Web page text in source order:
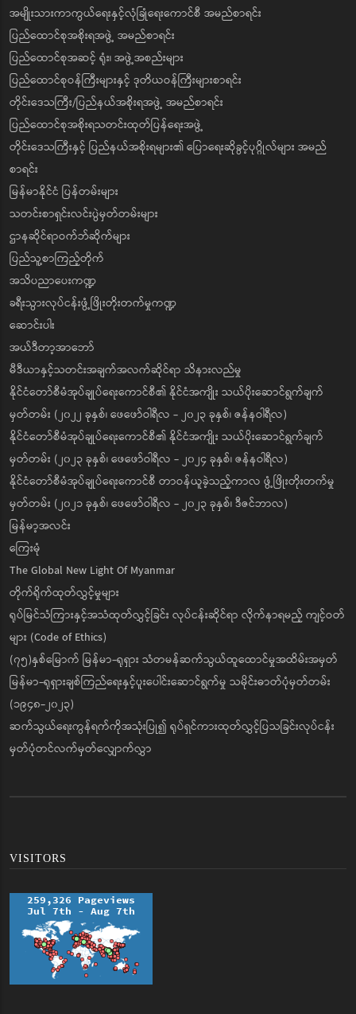
အမျိုးသားကာကွယ်ရေးနှင့်လုံခြုံရေးကောင်စီ အမည်စာရင်း
ပြည်ထောင်စုအစိုးရအဖွဲ့ အမည်စာရင်း
ပြည်ထောင်စုအဆင့် ရုံး၊ အဖွဲ့အစည်းများ
ပြည်ထောင်စုဝန်ကြီးများနှင့် ဒုတိယဝန်ကြီးများစာရင်း
တိုင်းဒေသကြီး/ပြည်နယ်အစိုးရအဖွဲ့ အမည်စာရင်း
ပြည်ထောင်စုအစိုးရသတင်းထုတ်ပြန်ရေးအဖွဲ့
တိုင်းဒေသကြီးနှင့် ပြည်နယ်အစိုးရများ၏ ပြောရေးဆိုခွင့်ပုဂ္ဂိုလ်များ အမည်
စာရင်း
မြန်မာနိုင်ငံ ပြန်တမ်းများ
သတင်းစာရှင်းလင်းပွဲမှတ်တမ်းများ
ဌာနဆိုင်ရာဝက်ဘ်ဆိုက်များ
ပြည်သူ့စာကြည့်တိုက်
အသိပညာပေးကဏ္ဍ
ခရီးသွားလုပ်ငန်းဖွံ့ဖြိုးတိုးတက်မှုကဏ္ဍ
ဆောင်းပါး
အယ်ဒီတာ့အာဘော်
မီဒီယာနှင့်သတင်းအချက်အလက်ဆိုင်ရာ သိနားလည်မှု
နိုင်ငံတော်စီမံအုပ်ချုပ်ရေးကောင်စီ၏ နိုင်ငံအကျိုး သယ်ပိုးဆောင်ရွက်ချက်
မှတ်တမ်း (၂၀၂၂ ခုနှစ်၊ ဖေဖော်ဝါရီလ - ၂၀၂၃ ခုနှစ်၊ ဇန်နဝါရီလ)
နိုင်ငံတော်စီမံအုပ်ချုပ်ရေးကောင်စီ၏ နိုင်ငံအကျိုး သယ်ပိုးဆောင်ရွက်ချက်
မှတ်တမ်း (၂၀၂၃ ခုနှစ်၊ ဖေဖော်ဝါရီလ - ၂၀၂၄ ခုနှစ်၊ ဇန်နဝါရီလ)
နိုင်ငံတော်စီမံအုပ်ချုပ်ရေးကောင်စီ တာဝန်ယူခဲ့သည့်ကာလ ဖွံ့ဖြိုးတိုးတက်မှု
မှတ်တမ်း (၂၀၂၁ ခုနှစ်၊ ဖေဖော်ဝါရီလ - ၂၀၂၃ ခုနှစ်၊ ဒီဇင်ဘာလ)
မြန်မာ့အလင်း
ကြေးမုံ
The Global New Light Of Myanmar
တိုက်ရိုက်ထုတ်လွှင့်မှုများ
ရုပ်မြင်သံကြားနှင့်အသံထုတ်လွှင့်ခြင်း လုပ်ငန်းဆိုင်ရာ လိုက်နာရမည့် ကျင့်ဝတ်
များ (Code of Ethics)
(၇၅)နှစ်မြောက် မြန်မာ-ရုရှား သံတမန်ဆက်သွယ်ထူထောင်မှုအထိမ်းအမှတ်
မြန်မာ-ရုရှားချစ်ကြည်ရေးနှင့်ပူးပေါင်းဆောင်ရွက်မှု သမိုင်းဓာတ်ပုံမှတ်တမ်း
(၁၉၄၈-၂၀၂၃)
ဆက်သွယ်ရေးကွန်ရက်ကိုအသုံးပြု၍ ရုပ်ရှင်ကားထုတ်လွှင့်ပြသခြင်းလုပ်ငန်း
မှတ်ပုံတင်လက်မှတ်လျှောက်လွှာ
VISITORS